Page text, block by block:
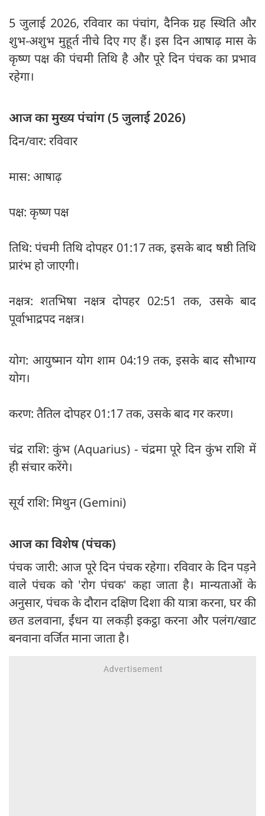
5 जुलाई 2026, रविवार का पंचांग, दैनिक ग्रह स्थिति और
शुभ-अशुभ मुहूर्त नीचे दिए गए हैं। इस दिन आषाढ़ मास के
कृष्ण पक्ष की पंचमी तिथि है और पूरे दिन पंचक का प्रभाव
रहेगा।
आज का मुख्य पंचांग (5 जुलाई 2026)
दिन/वार: रविवार
मास: आषाढ़
पक्ष: कृष्ण पक्ष
तिथि: पंचमी तिथि दोपहर 01:17 तक, इसके बाद षष्ठी तिथि
प्रारंभ हो जाएगी।
नक्षत्र: शतभिषा नक्षत्र दोपहर 02:51 तक, उसके बाद
पूर्वाभाद्रपद नक्षत्र।
योग: आयुष्मान योग शाम 04:19 तक, इसके बाद सौभाग्य
योग।
करण: तैतिल दोपहर 01:17 तक, उसके बाद गर करण।
चंद्र राशि: कुंभ (Aquarius) - चंद्रमा पूरे दिन कुंभ राशि में
ही संचार करेंगे।
सूर्य राशि: मिथुन (Gemini)
आज का विशेष (पंचक)
पंचक जारी: आज पूरे दिन पंचक रहेगा। रविवार के दिन पड़ने
वाले पंचक को 'रोग पंचक' कहा जाता है। मान्यताओं के
अनुसार, पंचक के दौरान दक्षिण दिशा की यात्रा करना, घर की
छत डलवाना, ईंधन या लकड़ी इकट्ठा करना और पलंग/खाट
बनवाना वर्जित माना जाता है।